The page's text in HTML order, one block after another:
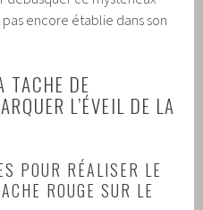
pas encore établie dans son
TACHE DE
L’ÉVEIL DE LA
POUR RÉALISER LE
ROUGE SUR LE